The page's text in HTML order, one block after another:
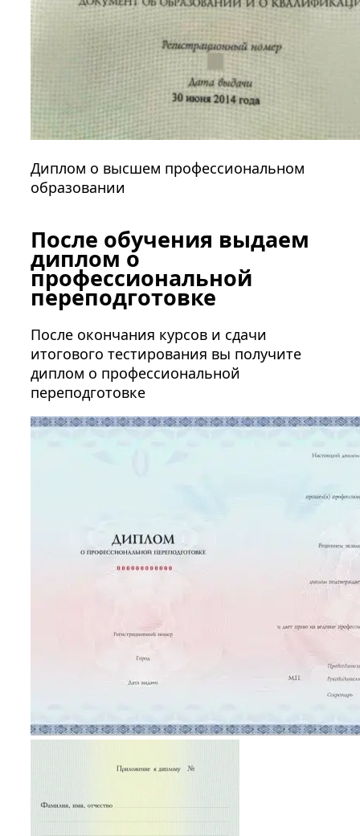
Диплом о высшем профессиональном
образовании
После обучения выдаем
диплом о
профессиональной
переподготовке
После окончания курсов и сдачи
итогового тестирования вы получите
диплом о профессиональной
переподготовке